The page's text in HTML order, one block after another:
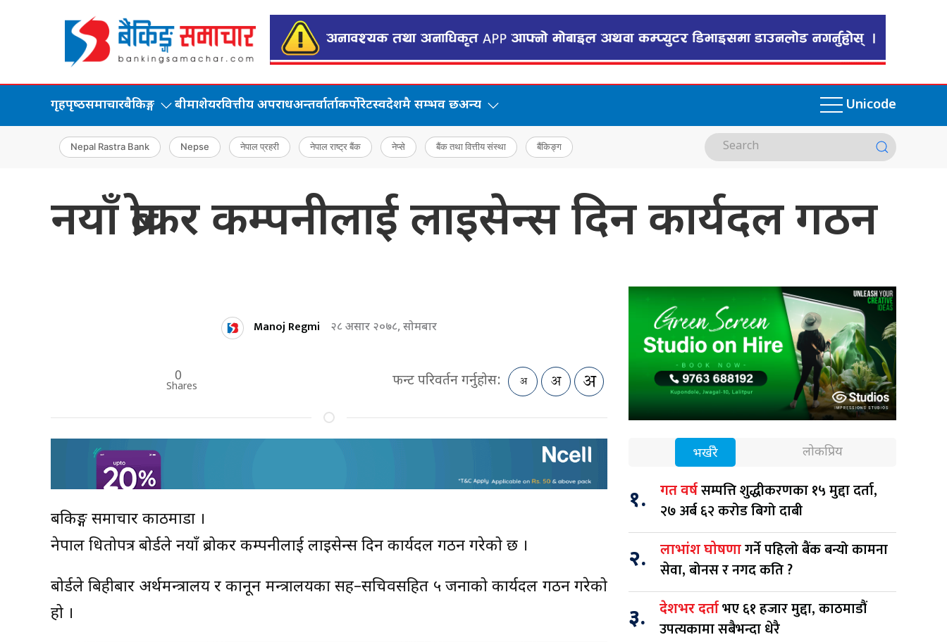
गृहपृष्‍ठसमाचारबैकिङ्ग बीमाशेयरवित्तीय अपराधअन्तर्वार्ताकर्पोरेटस्वदेशमै सम्भव छअन्य Unicode
Nepal Rastra Bank Nepse नेपाल प्रहरी नेपाल राष्ट्र बैंक नेप्से बैंक तथा वित्तीय संस्था बैंकिङ्ग
नयाँ ब्रोकर कम्पनीलाई लाइसेन्स दिन कार्यदल गठन
Manoj Regmi २८ असार २०७८, सोमबार
0
Shares फन्ट परिवर्तन गर्नुहोस:
बैंकिङ्ग समाचार काठमाडौं ।
नेपाल धितोपत्र बोर्डले नयाँ ब्रोकर कम्पनीलाई लाइसेन्स दिन कार्यदल गठन गरेको छ ।
बोर्डले बिहीबार अर्थमन्त्रालय र कानून मन्त्रालयका सह–सचिवसहित ५ जनाको कार्यदल गठन गरेको
हो ।
भर्खरै लोकप्रिय
१. गत वर्षसम्पत्ति शुद्धीकरणका १५ मुद्दा दर्ता,
२७ अर्ब ६२ करोड बिगो दाबी
२. लाभांश घोषणागर्ने पहिलो बैंक बन्यो कामना
सेवा, बोनस र नगद कति ?
३. देशभर दर्ताभए ६१ हजार मुद्दा, काठमाडौं
उपत्यकामा सबैभन्दा धेरै